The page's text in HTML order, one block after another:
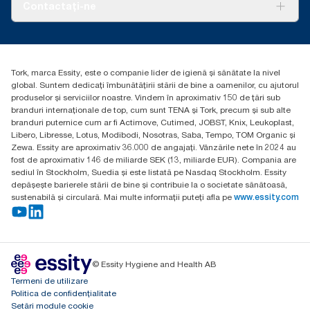
Essity Hungary Kft. Professional Hygiene
Budakeszi út 51.
Tork, marca Essity, este o companie lider de igienă și sănătate la nivel
global. Suntem dedicați îmbunătățirii stării de bine a oamenilor, cu ajutorul
produselor și serviciilor noastre. Vindem în aproximativ 150 de țări sub
branduri internaționale de top, cum sunt TENA și Tork, precum și sub alte
branduri puternice cum ar fi Actimove, Cutimed, JOBST, Knix, Leukoplast,
Libero, Libresse, Lotus, Modibodi, Nosotras, Saba, Tempo, TOM Organic și
Zewa. Essity are aproximativ 36.000 de angajați. Vânzările nete în 2024 au
fost de aproximativ 146 de miliarde SEK (13, miliarde EUR). Compania are
sediul în Stockholm, Suedia și este listată pe Nasdaq Stockholm. Essity
depășește barierele stării de bine și contribuie la o societate sănătoasă,
sustenabilă și circulară. Mai multe informații puteți afla pe www.essity.com
© Essity Hygiene and Health AB
Termeni de utilizare
Politica de confidențialitate
Setări module cookie